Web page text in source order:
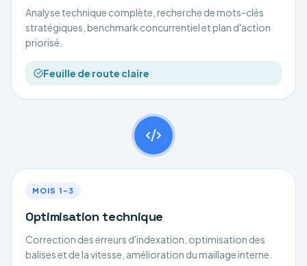
Analyse technique complète, recherche de mots-clés
stratégiques, benchmark concurrentiel et plan d'action
priorisé.
Feuille de route claire
MOIS 1–3
Optimisation technique
Correction des erreurs d'indexation, optimisation des
balises et de la vitesse, amélioration du maillage interne.